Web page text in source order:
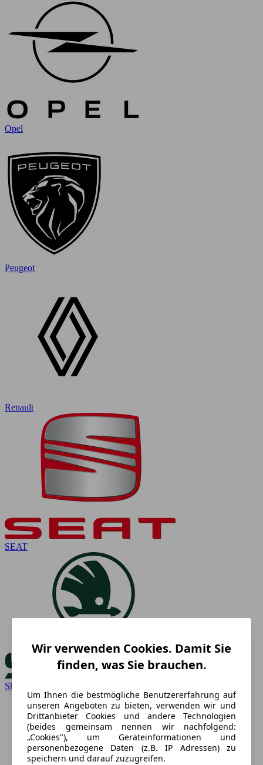
Opel
Peugeot
Renault
SEAT
Skoda
Wir verwenden Cookies. Damit Sie
finden, was Sie brauchen.
Um Ihnen die bestmögliche Benutzererfahrung auf
unseren Angeboten zu bieten, verwenden wir und
Drittanbieter Cookies und andere Technologien
(beides gemeinsam nennen wir nachfolgend:
„Cookies"), um Geräteinformationen und
personenbezogene Daten (z.B. IP Adressen) zu
speichern und darauf zuzugreifen.